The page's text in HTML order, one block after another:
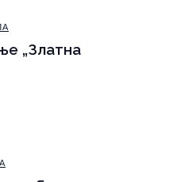
„Златна